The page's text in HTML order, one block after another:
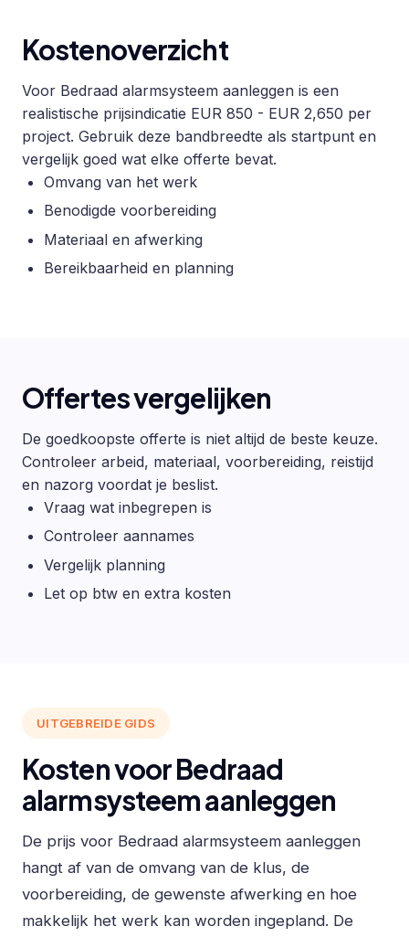
Kostenoverzicht
Voor Bedraad alarmsysteem aanleggen is een
realistische prijsindicatie EUR 850 - EUR 2,650 per
project. Gebruik deze bandbreedte als startpunt en
vergelijk goed wat elke offerte bevat.
Omvang van het werk
Benodigde voorbereiding
Materiaal en afwerking
Bereikbaarheid en planning
Offertes vergelijken
De goedkoopste offerte is niet altijd de beste keuze.
Controleer arbeid, materiaal, voorbereiding, reistijd
en nazorg voordat je beslist.
Vraag wat inbegrepen is
Controleer aannames
Vergelijk planning
Let op btw en extra kosten
UITGEBREIDE GIDS
Kosten voor Bedraad
alarmsysteem aanleggen
De prijs voor Bedraad alarmsysteem aanleggen
hangt af van de omvang van de klus, de
voorbereiding, de gewenste afwerking en hoe
makkelijk het werk kan worden ingepland. De